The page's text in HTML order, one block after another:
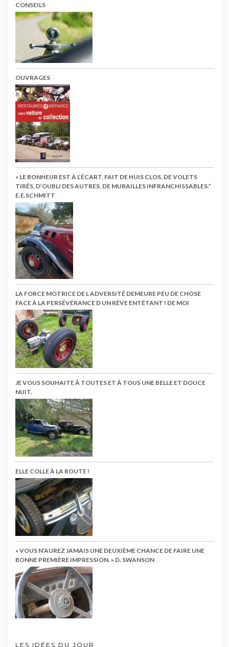
CONSEILS
OUVRAGES
« LE BONHEUR EST À L’ÉCART, FAIT DE HUIS CLOS, DE VOLETS
TIRÉS, D’OUBLI DES AUTRES, DE MURAILLES INFRANCHISSABLES.”
E.E.SCHMITT
LA FORCE MOTRICE DE L ADVERSITÉ DEMEURE PEU DE CHOSE
FACE À LA PERSÉVÉRANCE D UN RÊVE ENTÊTANT ! DE MOI
JE VOUS SOUHAITE À TOUTES ET À TOUS UNE BELLE ET DOUCE
NUIT.
ELLE COLLE À LA ROUTE !
« VOUS N’AUREZ JAMAIS UNE DEUXIÈME CHANCE DE FAIRE UNE
BONNE PREMIÈRE IMPRESSION. » D. SWANSON
LES IDÉES DU JOUR